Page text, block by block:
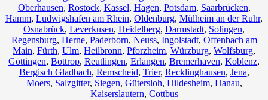
Oberhausen, Rostock, Kassel, Hagen, Potsdam, Saarbrücken,
Hamm, Ludwigshafen am Rhein, Oldenburg, Mülheim an der Ruhr,
Osnabrück, Leverkusen, Heidelberg, Darmstadt, Solingen,
Regensburg, Herne, Paderborn, Neuss, Ingolstadt, Offenbach am
Main, Fürth, Ulm, Heilbronn, Pforzheim, Würzburg, Wolfsburg,
Göttingen, Bottrop, Reutlingen, Erlangen, Bremerhaven, Koblenz,
Bergisch Gladbach, Remscheid, Trier, Recklinghausen, Jena,
Moers, Salzgitter, Siegen, Gütersloh, Hildesheim, Hanau,
Kaiserslautern, Cottbus